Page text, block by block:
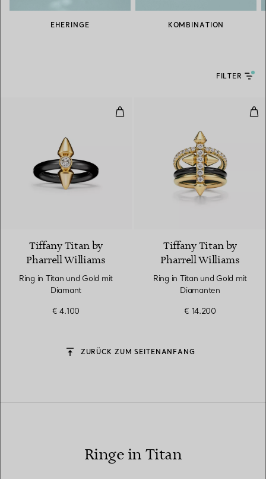
EHERINGE KOMBINATION
FILTER
Ring in Titan und Gold mit
Tiffany Titan by
Pharrell Williams
Ring in Titan und Gold mit
Diamant
€ 4.100
Tiffany Titan by
Pharrell Williams
Ring in Titan und Gold mit
Diamanten
€ 14.200
ZURÜCK ZUM SEITENANFANG
Ringe in Titan